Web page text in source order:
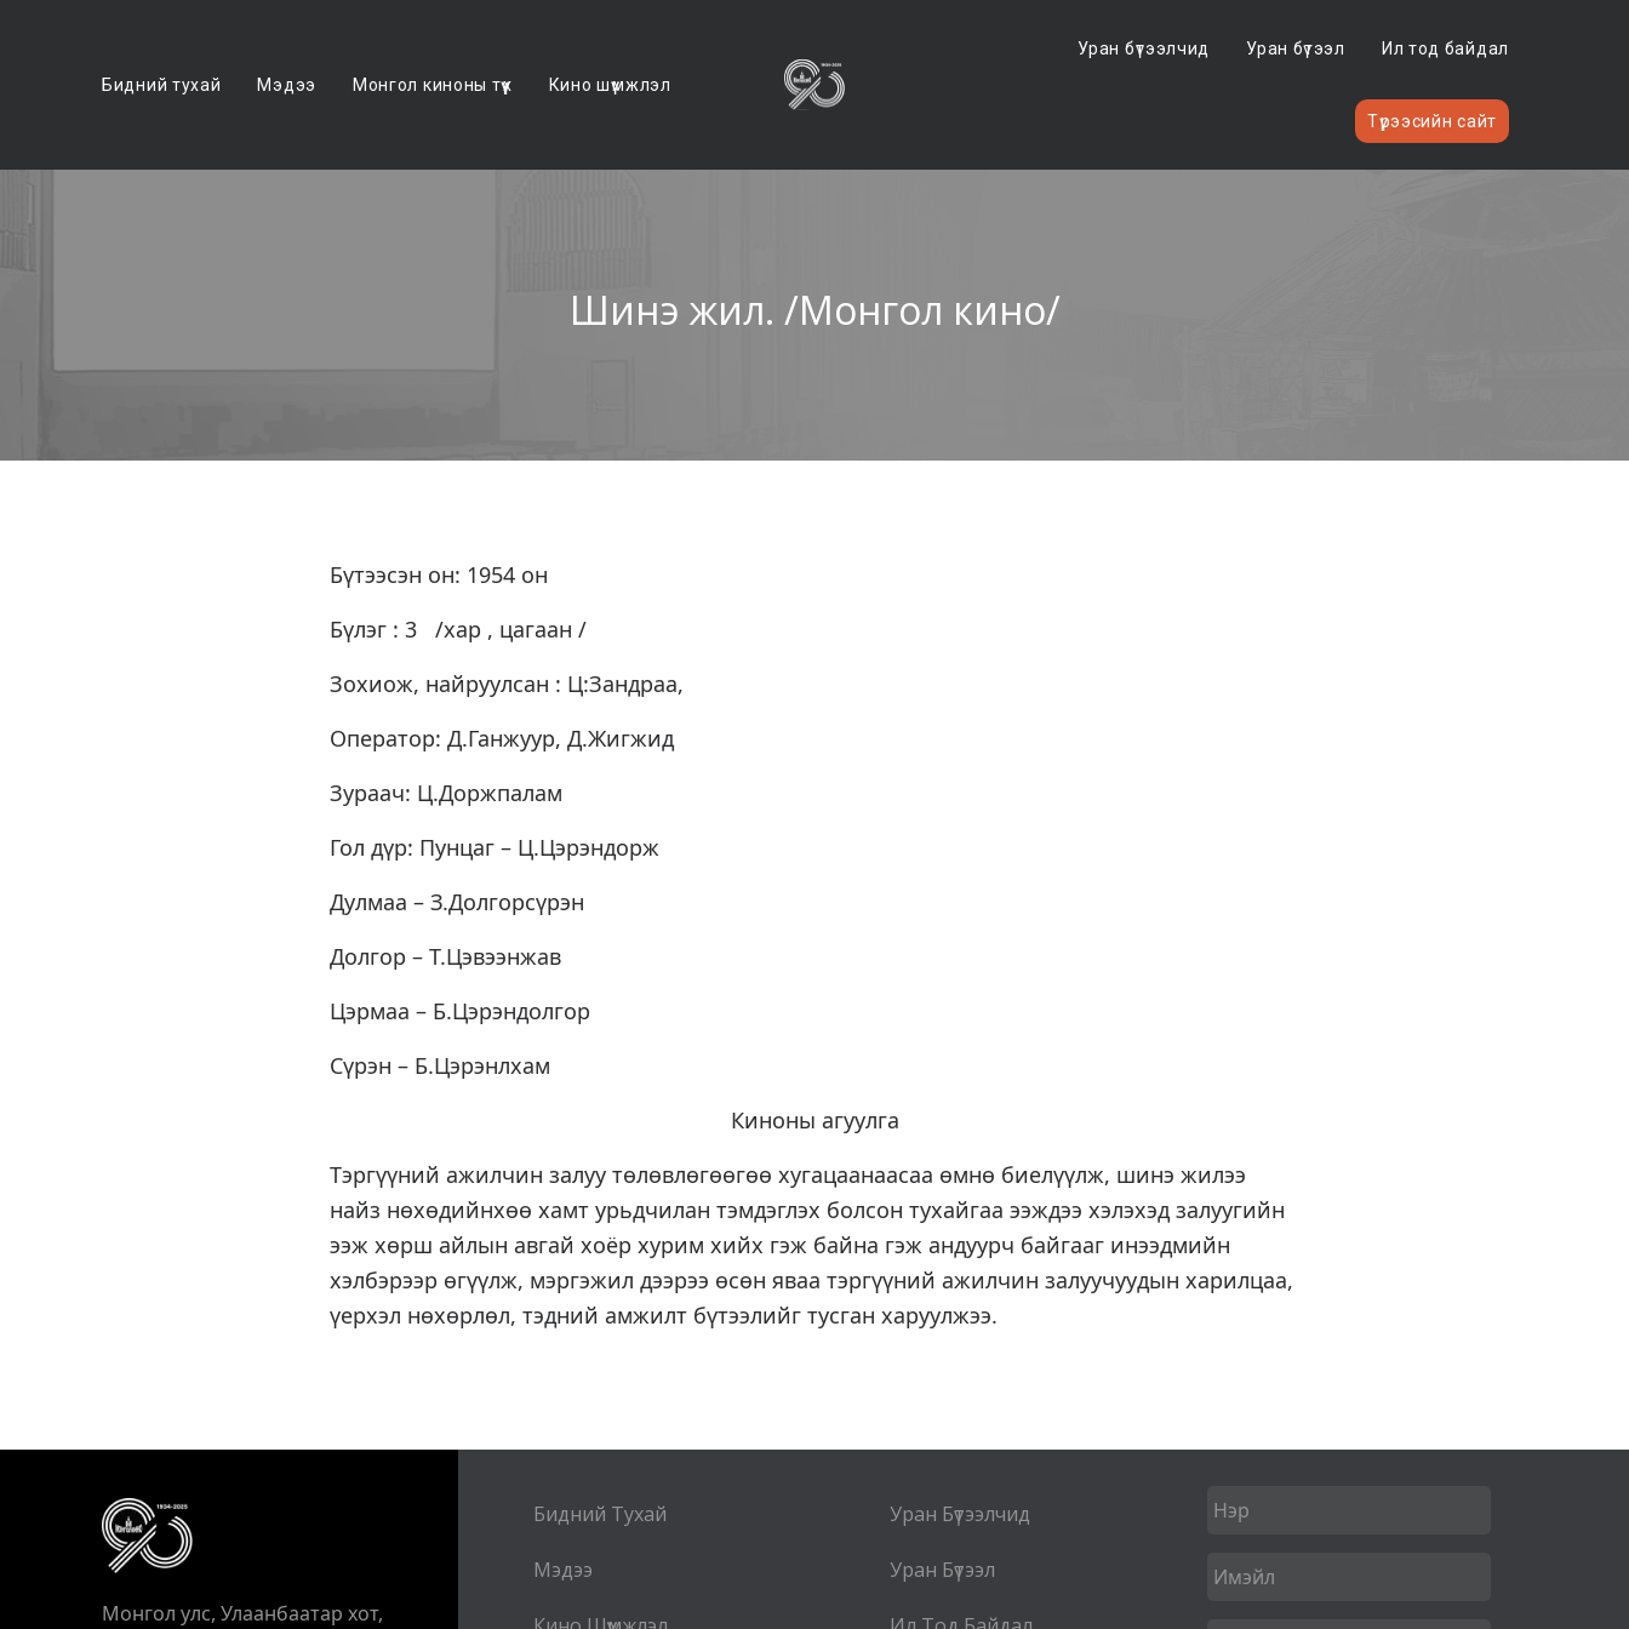
Бидний тухай Мэдээ Монгол киноны түүх Кино шүүмжлэл
Уран бүтээлчид Уран бүтээл Ил тод байдал
Түрээсийн сайт
Шинэ жил. /Монгол кино/
Бүтээсэн он: 1954 он
Бүлэг : 3 /хар , цагаан /
Зохиож, найруулсан : Ц:Зандраа,
Оператор: Д.Ганжуур, Д.Жигжид
Зураач: Ц.Доржпалам
Гол дүр: Пунцаг – Ц.Цэрэндорж
Дулмаа – З.Долгорсүрэн
Долгор – Т.Цэвээнжав
Цэрмаа – Б.Цэрэндолгор
Сүрэн – Б.Цэрэнлхам
Киноны агуулга
Тэргүүний ажилчин залуу төлөвлөгөөгөө хугацаанаасаа өмнө биелүүлж, шинэ жилээ
найз нөхөдийнхөө хамт урьдчилан тэмдэглэх болсон тухайгаа ээждээ хэлэхэд залуугийн
ээж хөрш айлын авгай хоёр хурим хийх гэж байна гэж андуурч байгааг инээдмийн
хэлбэрээр өгүүлж, мэргэжил дээрээ өсөн яваа тэргүүний ажилчин залуучуудын харилцаа,
үерхэл нөхөрлөл, тэдний амжилт бүтээлийг тусган харуулжээ.
Монгол улс, Улаанбаатар хот,
Бидний Тухай
Мэдээ
Уран Бүтээлчид
Уран Бүтээл